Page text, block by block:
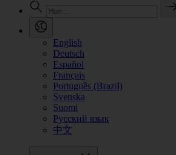
English
Deutsch
Español
Français
Português (Brazil)
Svenska
Suomi
Русский язык
中文